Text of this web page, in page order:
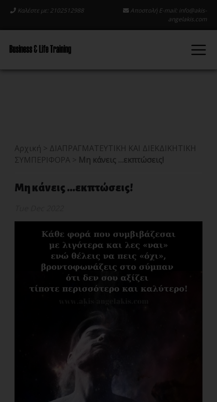
Καλέστε με: 2102512988 Αποστολή E-mail: info@akis-
angelakis.com
Αρχική > ΔΙΑΠΡΑΓΜΑΤΕΥΤΙΚΗ ΚΑΙ ΔΙΕΚΔΙΚΗΤΙΚΗ
ΣΥΜΠΕΡΙΦΟΡΑ > Μη κάνεις …εκπτώσεις!
Μη κάνεις …εκπτώσεις!